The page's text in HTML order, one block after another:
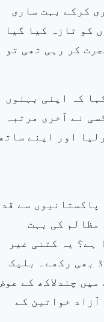
کرکے بہت ساری
کو تازہ کیا گیا
کر رہی تھی تو
کہ اپنی بہنوں
نے آخری مرتبہ
اور اپنے
پاکستانیوں سے
مظالم کی بہت
ہے؟ یہ کتنی غیر
بھی رکھے۔ بلیک
چندلاکھ کے
خواتین کے